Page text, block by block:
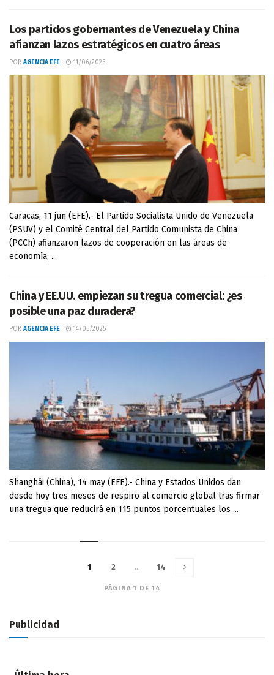
Los partidos gobernantes de Venezuela y China
afianzan lazos estratégicos en cuatro áreas
POR AGENCIA EFE 11/06/2025
Caracas, 11 jun (EFE).- El Partido Socialista Unido de Venezuela
(PSUV) y el Comité Central del Partido Comunista de China
(PCCh) afianzaron lazos de cooperación en las áreas de
economía, ...
China y EE.UU. empiezan su tregua comercial: ¿es
posible una paz duradera?
POR AGENCIA EFE 14/05/2025
Shanghái (China), 14 may (EFE).- China y Estados Unidos dan
desde hoy tres meses de respiro al comercio global tras firmar
una tregua que reducirá en 115 puntos porcentuales los ...
PÁGINA 1 DE 14
1 2 … 14
Publicidad